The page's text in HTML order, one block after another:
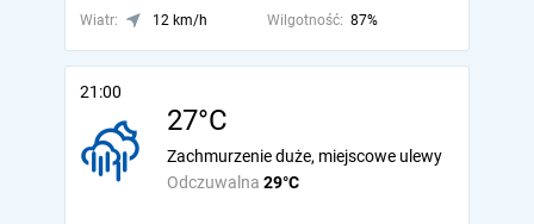
Wiatr:
12 km/h Wilgotność: 87%
21:00
27°C
Odczuwalna 29°C
Zachmurzenie duże, miejscowe ulewy